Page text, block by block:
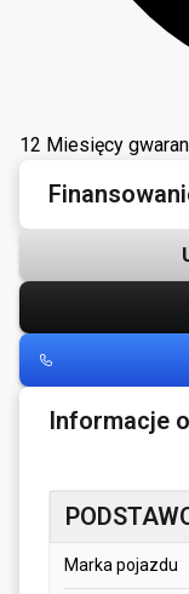
12 Miesięcy
Informacje
Marka pojazdu